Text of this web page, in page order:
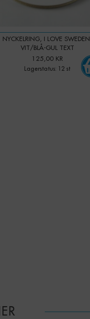
NYCKELRING, I LOVE SWEDEN,
VIT/BLÅ-GUL TEXT
125,00 KR
Lagerstatus: 12 st